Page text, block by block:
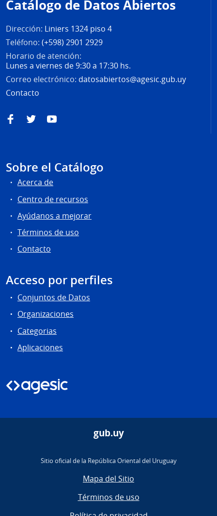
página
Catálogo de Datos Abiertos
Dirección: Liniers 1324 piso 4
Teléfono: (+598) 2901 2929
Horario de atención:
Lunes a viernes de 9:30 a 17:30 hs.
Correo electrónico: datosabiertos@agesic.gub.uy
Contacto
FacebookTwitterYouTube
Sobre el Catálogo
Acerca de
Centro de recursos
Ayúdanos a mejorar
Términos de uso
Contacto
Acceso por perfiles
Conjuntos de Datos
Organizaciones
Categorias
Aplicaciones
gub.uy
Sitio oficial de la República Oriental del Uruguay
Mapa del Sitio
Términos de uso